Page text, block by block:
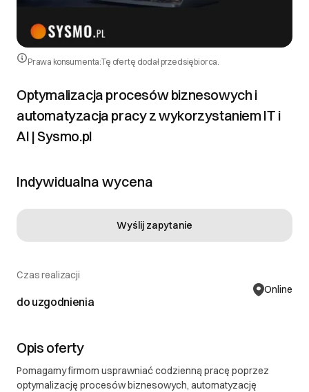
Prawa konsumenta:Tę ofertę dodał przedsiębiorca.
Optymalizacja procesów biznesowych i
automatyzacja pracy z wykorzystaniem IT i
AI | Sysmo.pl
Indywidualna wycena
Czas realizacji
do uzgodnienia
Online
Wyślij zapytanie
Opis oferty
Pomagamy firmom usprawniać codzienną pracę poprzez
optymalizację procesów biznesowych, automatyzację